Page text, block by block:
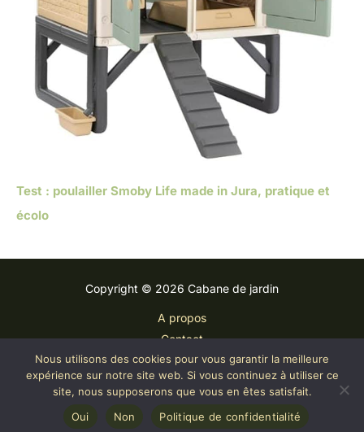
Test : poulailler Smoby Life made in Jura, pratique et
écolo
Copyright © 2026 Cabane de jardin
A propos
Contact
Plan du site
Mentions légales
Politique de confidentialité
Nous utilisons des cookies pour vous garantir la meilleure
expérience sur notre site web. Si vous continuez à utiliser ce
site, nous supposerons que vous en êtes satisfait.
Oui
Non Politique de confidentialité